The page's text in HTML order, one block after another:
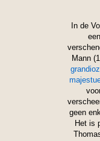
In de
Mann
geen
Het is